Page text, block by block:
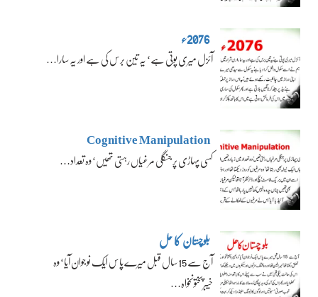
2076ء
آئزل میری پوتی ہے‘ یہ تین برس کی ہے اور یہ سارا…
Cognitive Manipulation
کسی پہاڑی پر جنگلی مرغیاں رہتی تھیں‘ وہ تعداد…
بلوچستان کا حل
آج سے 15 سال قبل میرے پاس ایک نوجوان آیا‘ وہ
خیبرپختونخواہ…